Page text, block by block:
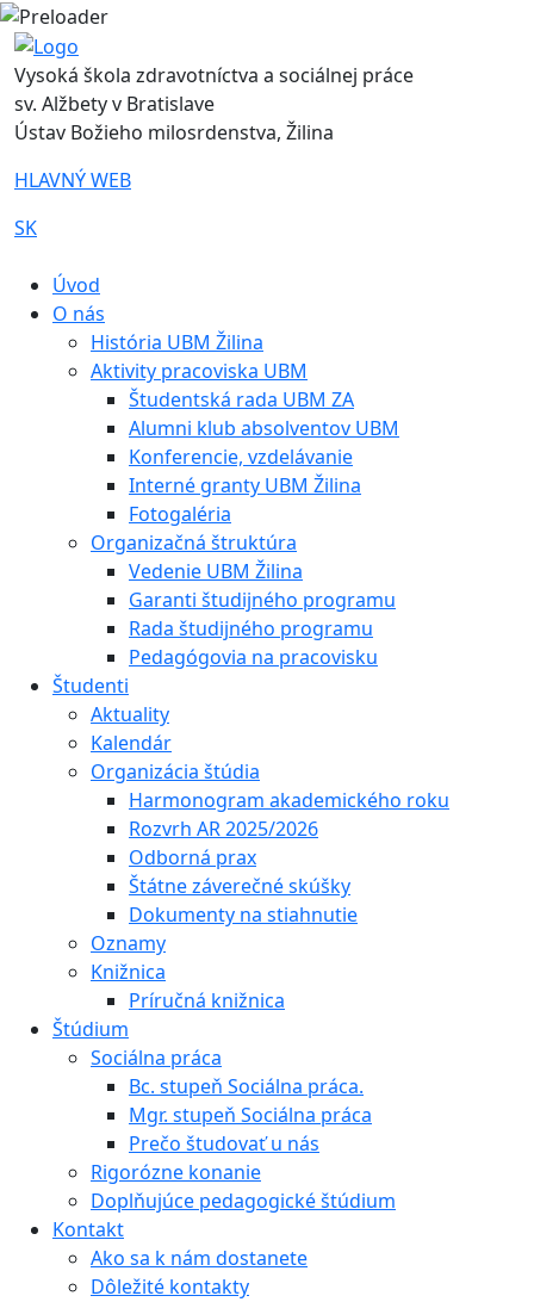
Vysoká škola zdravotníctva a sociálnej práce
sv. Alžbety v Bratislave
Ústav Božieho milosrdenstva, Žilina
HLAVNÝ WEB
SK
Úvod
O nás
História UBM Žilina
Aktivity pracoviska UBM
Študentská rada UBM ZA
Alumni klub absolventov UBM
Konferencie, vzdelávanie
Interné granty UBM Žilina
Fotogaléria
Organizačná štruktúra
Vedenie UBM Žilina
Garanti študijného programu
Rada študijného programu
Pedagógovia na pracovisku
Študenti
Aktuality
Kalendár
Organizácia štúdia
Harmonogram akademického roku
Rozvrh AR 2025/2026
Odborná prax
Štátne záverečné skúšky
Dokumenty na stiahnutie
Oznamy
Knižnica
Príručná knižnica
Štúdium
Sociálna práca
Bc. stupeň Sociálna práca.
Mgr. stupeň Sociálna práca
Prečo študovať u nás
Rigorózne konanie
Doplňujúce pedagogické štúdium
Kontakt
Ako sa k nám dostanete
Dôležité kontakty